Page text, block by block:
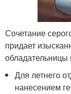
Сочетание
придает
Для летнего
нанесением